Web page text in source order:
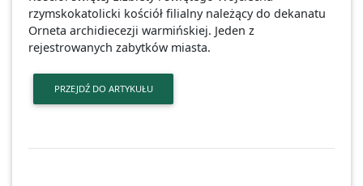
rzymskokatolicki kościół filialny należący do dekanatu
Orneta archidiecezji warmińskiej. Jeden z
rejestrowanych zabytków miasta.
PRZEJDŹ DO ARTYKUŁU